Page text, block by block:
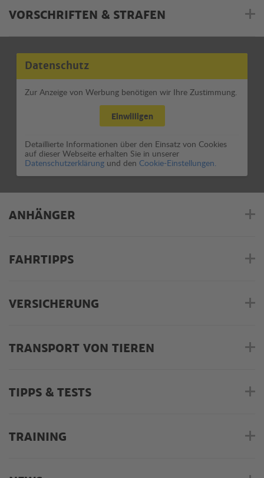
VORSCHRIFTEN & STRAFEN
Datenschutz
Zur Anzeige von Werbung benötigen wir Ihre Zustimmung.
Einwilligen
Detaillierte Informationen über den Einsatz von Cookies
auf dieser Webseite erhalten Sie in unserer
Datenschutzerklärung und den Cookie-Einstellungen.
ANHÄNGER
FAHRTIPPS
VERSICHERUNG
TRANSPORT VON TIEREN
TIPPS & TESTS
TRAINING